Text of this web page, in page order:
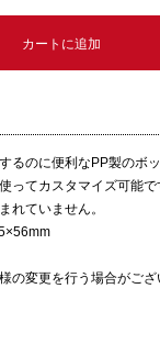
るのに便利なPP製のボッ
ってカスタマイズ可能で
れていません。
の変更を行う場合がご